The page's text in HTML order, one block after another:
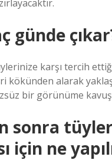
günde
karşı tercih
kökünden alarak
bir görünüme
sonra
için ne